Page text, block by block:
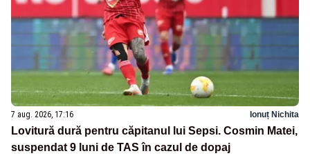
7 aug. 2026, 17:16 Ionuț Nichita
Lovitură dură pentru căpitanul lui Sepsi. Cosmin Matei,
suspendat 9 luni de TAS în cazul de dopaj